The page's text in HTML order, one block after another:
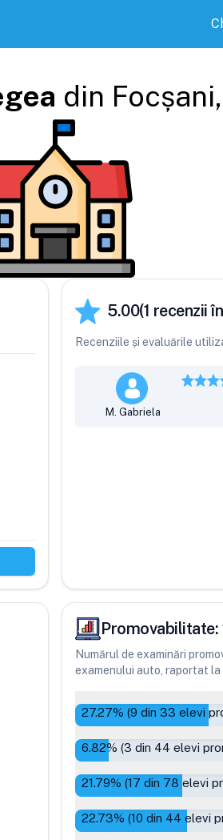
din Focșani
5.00(1 recenzii
Recenziile și evaluările
M. Gabriela
Promovabilitate:
Numărul de examinări
examenului auto, raportat
27.27% (9 din 33 elevi
6.82% (3 din 44 elevi
21.79% (17 din 78 elevi
22.73% (10 din 44 elevi